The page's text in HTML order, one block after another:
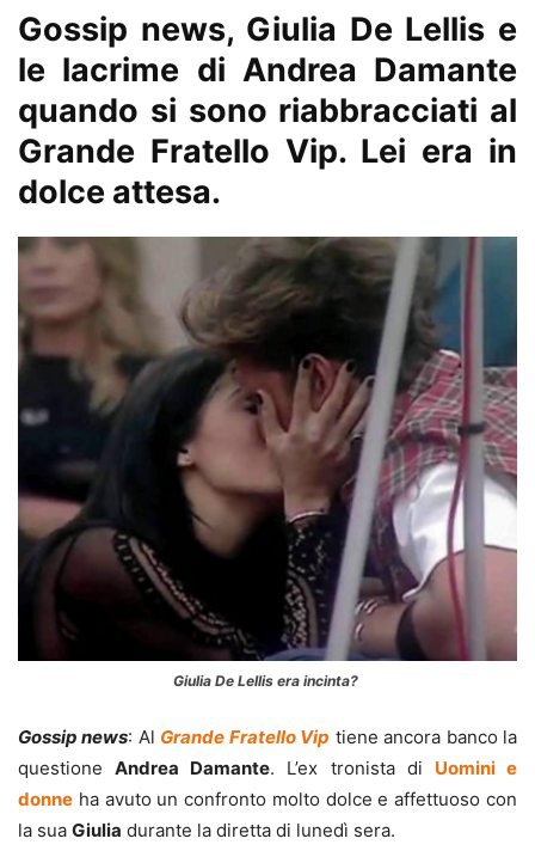
Gossip news, Giulia De Lellis e
le lacrime di Andrea Damante
quando si sono riabbracciati al
Grande Fratello Vip. Lei era in
dolce attesa.
Giulia De Lellis era incinta?
Gossip news: Al Grande Fratello Vip tiene ancora banco la
questioneAndrea Damante. L’ex tronista di Uomini e
donne ha avuto un confronto molto dolce e affettuoso con
la sua Giulia durante la diretta di lunedì sera.